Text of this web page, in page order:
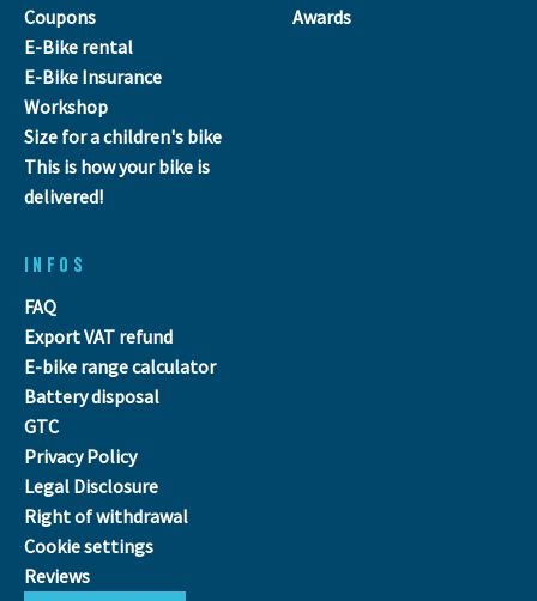
Coupons
E-Bike rental
E-Bike Insurance
Workshop
Size for a children's bike
This is how your bike is
delivered!
Awards
INFOS
FAQ
Export VAT refund
E-bike range calculator
Battery disposal
GTC
Privacy Policy
Legal Disclosure
Right of withdrawal
Cookie settings
Reviews